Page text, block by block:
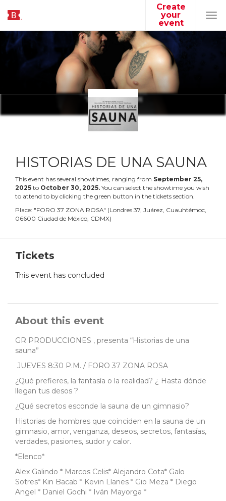
Create
your
event
HISTORIAS DE UNA SAUNA
This event has several showtimes, ranging from September 25,
2025 to October 30, 2025. You can select the showtime you wish
to attend to by clicking the green button in the tickets section.
Place: "FORO 37 ZONA ROSA" (Londres 37, Juárez, Cuauhtémoc,
06600 Ciudad de México, CDMX)
Tickets
This event has concluded
About this event
GR PRODUCCIONES , presenta “Historias de una
sauna”
JUEVES 8:30 P.M. / FORO 37 ZONA ROSA
¿Qué prefieres, la fantasía o la realidad? ¿ Hasta dónde
llegan tus desos ?
¿Qué secretos esconde la sauna de un gimnasio?
Historias de hombres que coinciden en la sauna de un
gimnasio, amor, venganza, deseos, secretos, fantasías,
verdades, pasiones, sudor y calor.
*Elenco*
Alex Galindo * Marcos Celis* Alejandro Cota* Galo
Sotres* Kin Bacab * Kevin Llanes * Gio Meza * Diego
Angel * Daniel Gochi * Iván Mayorga *